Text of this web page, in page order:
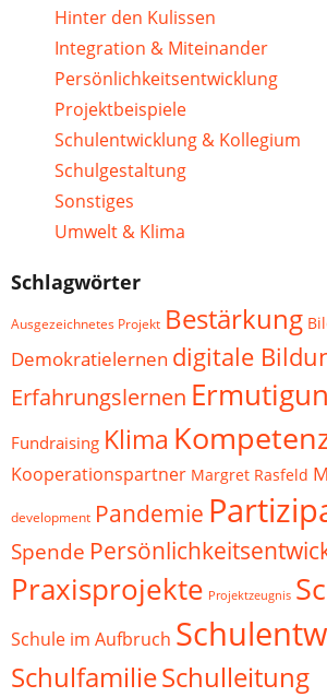
Hinter den Kulissen
Integration & Miteinander
Persönlichkeitsentwicklung
Projektbeispiele
Schulentwicklung & Kollegium
Schulgestaltung
Sonstiges
Umwelt & Klima
Schlagwörter
Ausgezeichnetes Projekt Bestärkung
Demokratielernen digitale
Erfahrungslernen
Fundraising Klima
Kooperationspartner Margret Rasfeld
development Pandemie
Spende
Praxisprojekte Projektzeugnis
Schule im Aufbruch
SchulfamilieSchulleitung